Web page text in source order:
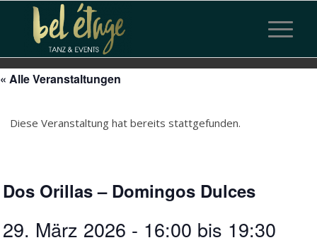
« Alle Veranstaltungen
Diese Veranstaltung hat bereits stattgefunden.
Dos Orillas – Domingos Dulces
29. März 2026 - 16:00 bis 19:30